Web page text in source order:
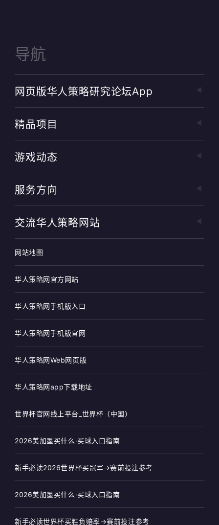
导航
网页版华人策略研究论坛app
精品项目
游戏动态
服务方向
交流华人策略网站
网站地图
华人策略网官方网站
华人策略网手机版入口
华人策略网手机版官网
华人策略网Web网页版
华人策略网app下载地址
世界杯官网线上平台_世界杯（中国）
2026美加墨买什么·买球入口指南
新手必读2026世界杯买冠军→赛前投注参考
2026美加墨买什么·买球入口指南
新手必读世界杯买胜负赔率→赛前投注参考